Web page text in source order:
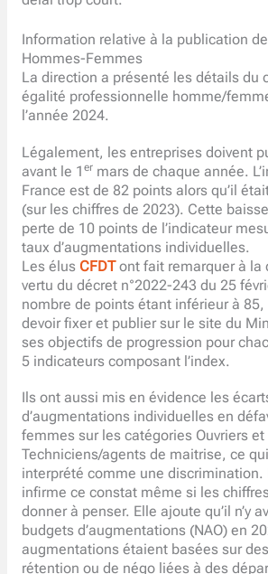
Information relative à la publication
Hommes-Femmes
La direction a présenté les détails du
égalité professionnelle homme/
l’année 2024.
Légalement, les entreprises doivent
avant le 1 ermars de chaque année.
France est de 82 points alors qu’il
(sur les chiffres de 2023). Cette
perte de 10 points de l’indicateur
taux d’augmentations individuelles.
Les élus CFDTont fait remarquer à la
vertu du décret n°2022-243 du 25
nombre de points étant inférieur à 85,
devoir fixer et publier sur le site du
ses objectifs de progression pour
5 indicateurs composant l’index.
Ils ont aussi mis en évidence les
d’augmentations individuelles en
femmes sur les catégories Ouvriers et
Techniciens/agents de maitrise, ce
interprété comme une discrimination.
infirme ce constat même si les
donner à penser. Elle ajoute qu’il n’y
budgets d’augmentations (NAO) en
augmentations étaient basées sur
rétention ou de négo liées à des